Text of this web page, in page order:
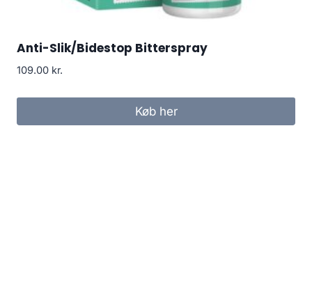
Anti-Slik/Bidestop Bitterspray
109.00 kr.
Køb her